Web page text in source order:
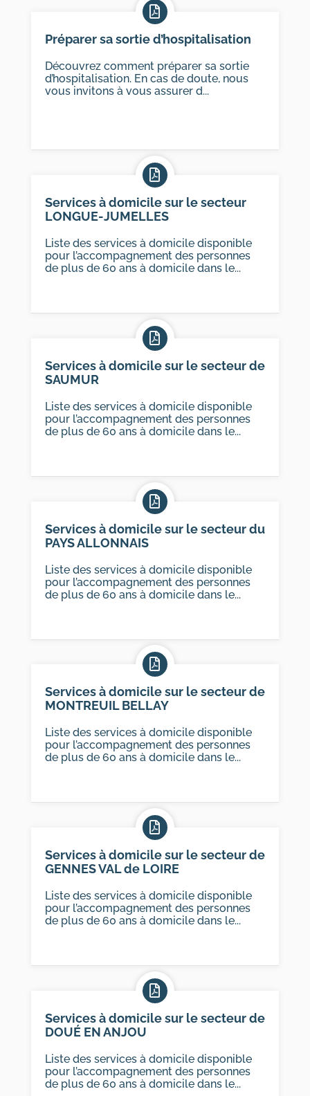
Préparer sa sortie d’hospitalisation
Découvrez comment préparer sa sortie
d’hospitalisation. En cas de doute, nous
vous invitons à vous assurer d...
Services à domicile sur le secteur
LONGUE-JUMELLES
Liste des services à domicile disponible
pour l’accompagnement des personnes
de plus de 60 ans à domicile dans le...
Services à domicile sur le secteur de
SAUMUR
Liste des services à domicile disponible
pour l’accompagnement des personnes
de plus de 60 ans à domicile dans le...
Services à domicile sur le secteur du
PAYS ALLONNAIS
Liste des services à domicile disponible
pour l’accompagnement des personnes
de plus de 60 ans à domicile dans le...
Services à domicile sur le secteur de
MONTREUIL BELLAY
Liste des services à domicile disponible
pour l’accompagnement des personnes
de plus de 60 ans à domicile dans le...
Services à domicile sur le secteur de
GENNES VAL de LOIRE
Liste des services à domicile disponible
pour l’accompagnement des personnes
de plus de 60 ans à domicile dans le...
Services à domicile sur le secteur de
DOUÉ EN ANJOU
Liste des services à domicile disponible
pour l’accompagnement des personnes
de plus de 60 ans à domicile dans le...